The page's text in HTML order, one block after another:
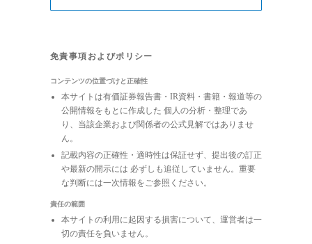
免責事項およびポリシー
コンテンツの位置づけと正確性
本サイトは有価証券報告書・IR資料・書籍・報道等の
公開情報をもとに作成した 個人の分析・整理であ
り、当該企業および関係者の公式見解ではありませ
ん。
記載内容の正確性・適時性は保証せず、提出後の訂正
や最新の開示には 必ずしも追従していません。重要
な判断には一次情報をご参照ください。
責任の範囲
本サイトの利用に起因する損害について、運営者は一
切の責任を負いません。